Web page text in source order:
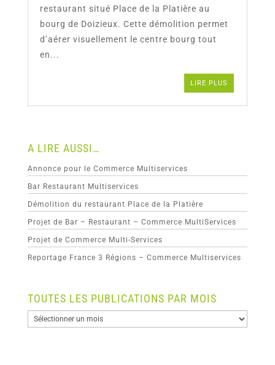
restaurant situé Place de la Platière au
bourg de Doizieux. Cette démolition permet
d’aérer visuellement le centre bourg tout
en...
LIRE PLUS
A LIRE AUSSI…
Annonce pour le Commerce Multiservices
Bar Restaurant Multiservices
Démolition du restaurant Place de la Platière
Projet de Bar – Restaurant – Commerce MultiServices
Projet de Commerce Multi-Services
Reportage France 3 Régions – Commerce Multiservices
TOUTES LES PUBLICATIONS PAR MOIS